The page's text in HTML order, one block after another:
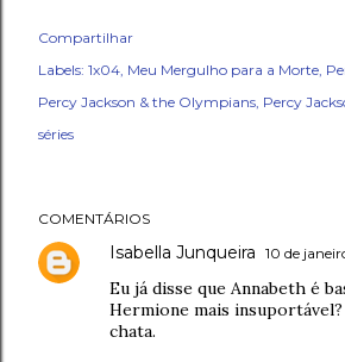
Compartilhar
Labels: 1x04 Meu Mergulho para a Morte
Percy Jackson & the Olympians Percy
séries
COMENTÁRIOS
Isabella Junqueira 10 de
Eu já disse que Annabeth é
Hermione mais
chata.